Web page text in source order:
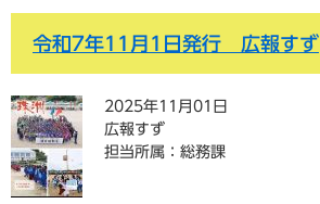
令和7年11月1日発行 広報すず
2025年11月01日
広報すず
担当所属：総務課